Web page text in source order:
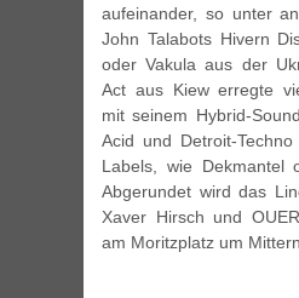
aufeinander, so unter
John Talabots Hivern
oder Vakula aus der
Act aus Kiew erregte
mit seinem Hybrid-
Acid und Detroit-
Labels, wie Dekmantel
Abgerundet wird das
Xaver Hirsch und
am Moritzplatz um